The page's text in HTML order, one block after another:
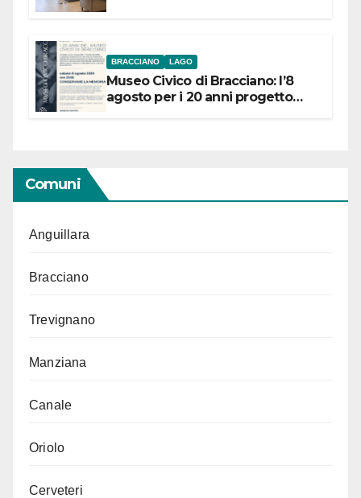
BRACCIANO LAGO
Museo Civico di Bracciano: l’8
agosto per i 20 anni progetto
Comuni
Anguillara
Bracciano
Trevignano
Manziana
Canale
Oriolo
Cerveteri